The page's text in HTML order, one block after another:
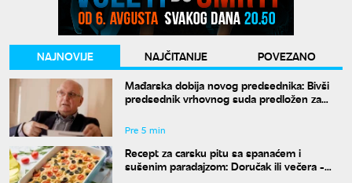
NAJNOVIJE NAJČITANIJE
POVEZANO
Mađarska dobija novog predsednika: Bivši
predsednik vrhovnog suda predložen za
Pre 5 min
Recept za carsku pitu sa spanaćem i
sušenim paradajzom: Doručak ili večera -